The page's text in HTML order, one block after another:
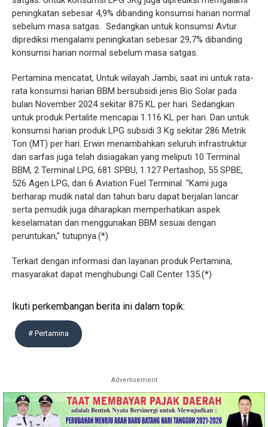
peningkatan sebesar 4,9% dibanding konsumsi harian normal
sebelum masa satgas. Sedangkan untuk konsumsi Avtur
diprediksi mengalami peningkatan sebesar 29,7% dibanding
konsumsi harian normal sebelum masa satgas.
Pertamina mencatat, Untuk wilayah Jambi, saat ini untuk rata-
rata konsumsi harian BBM bersubsidi jenis Bio Solar pada
bulan November 2024 sekitar 875 KL per hari. Sedangkan
untuk produk Pertalite mencapai 1.116 KL per hari. Dan untuk
konsumsi harian produk LPG subsidi 3 Kg sekitar 286 Metrik
Ton (MT) per hari. Erwin menambahkan seluruh infrastruktur
dan sarfas juga telah disiagakan yang meliputi 10 Terminal
BBM, 2 Terminal LPG, 681 SPBU, 1.127 Pertashop, 55 SPBE,
526 Agen LPG, dan 6 Aviation Fuel Terminal. "Kami juga
berharap mudik natal dan tahun baru dapat berjalan lancar
serta pemudik juga diharapkan memperhatikan aspek
keselamatan dan menggunakan BBM sesuai dengan
peruntukan," tutupnya.(*)
Terkait dengan informasi dan layanan produk Pertamina,
masyarakat dapat menghubungi Call Center 135.(*)
Ikuti perkembangan berita ini dalam topik:
# Pertamina
Advertisement